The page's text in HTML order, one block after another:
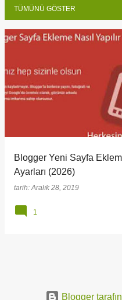
TÜMÜNÜ GÖSTER
K
a
y
Blogger Yeni Sayfa
Ayarları (2026)
tarih:Aralık 28, 2019
1
Blogger